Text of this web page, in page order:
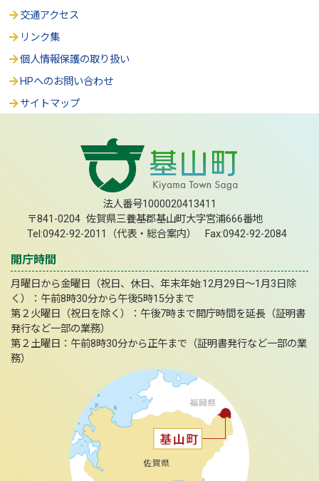
交通アクセス
リンク集
個人情報保護の取り扱い
HPへのお問い合わせ
サイトマップ
法人番号1000020413411
〒841-0204 佐賀県三養基郡基山町大字宮浦666番地
Tel:0942-92-2011（代表・総合案内） Fax:0942-92-2084
開庁時間
月曜日から金曜日（祝日、休日、年末年始:12月29日～1月3日除
く）：午前8時30分から午後5時15分まで
第２火曜日（祝日を除く）：午後7時まで開庁時間を延長（証明書
発行など一部の業務）
第２土曜日：午前8時30分から正午まで（証明書発行など一部の業
務）